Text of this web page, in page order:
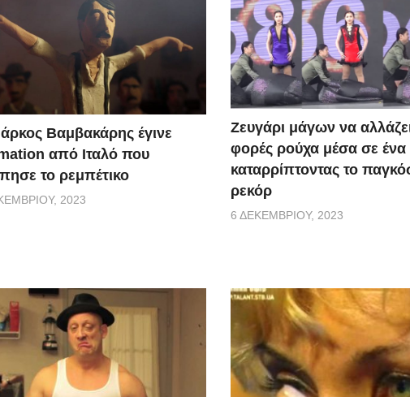
Βαμβακάρης έγινε
από Ιταλό που
το ρεμπέτικο
2023
Zευγάρι μάγων να
φορές ρούχα μέσα σε
καταρρίπτοντας το
ρεκόρ
6 ΔΕΚΕΜΒΡΊΟΥ, 2023